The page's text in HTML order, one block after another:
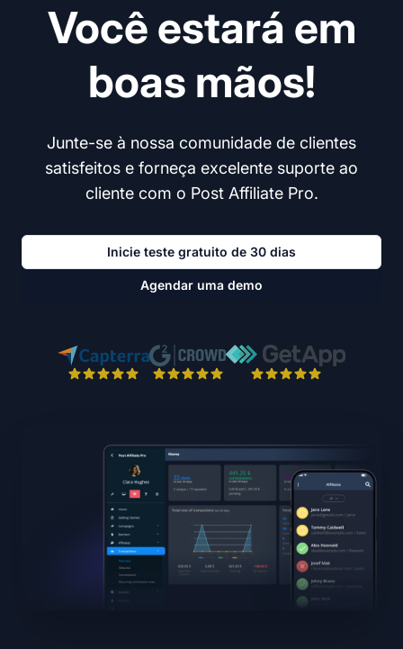
Você estará em
boas mãos!
Junte-se à nossa comunidade de clientes
satisfeitos e forneça excelente suporte ao
cliente com o Post Affiliate Pro.
Inicie teste gratuito de 30 dias
Agendar uma demo